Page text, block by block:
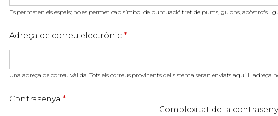
Es permeten els espais; no es permet cap símbol de puntuació tret de punts, guions, apòstrofs i
Adreça de correu electrònic *
Una adreça de correu vàlida. Tots els correus provinents del sistema seran enviats aquí.
Complexitat de la
Contrasenya *